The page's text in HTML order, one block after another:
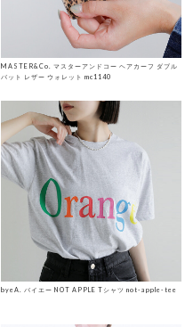
MASTER&Co. マスターアンドコー ヘアカーフ ダブル
バット レザー ウォレット mc1140
byeA. バイエー NOT APPLE Tシャツ not-apple-tee